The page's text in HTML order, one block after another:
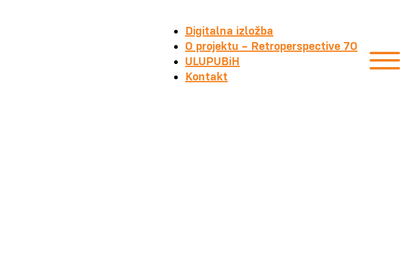
Digitalna izložba
O projektu – Retroperspective 70
ULUPUBiH
Kontakt